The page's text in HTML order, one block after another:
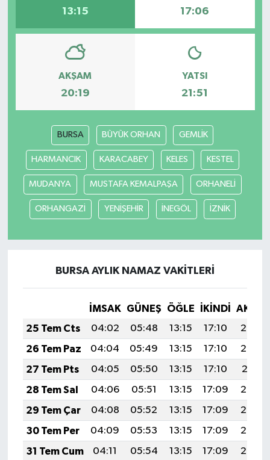
13:15 17:06
AKŞAM
20:19
YATSI
21:51
BURSA BÜYÜK ORHAN GEMLİK
HARMANCIK KARACABEY KELES KESTEL
MUDANYA MUSTAFA KEMALPAŞA ORHANELİ
ORHANGAZİ YENİŞEHİR İNEGÖL İZNİK
BURSA AYLIK NAMAZ VAKITLERI
İMSAK GÜNEŞ ÖĞLE İKINDI
25 Tem Cts
04:02 05:48 13:15 17:10
20:33
26 Tem Paz
04:04 05:49 13:15 17:10
20:32
27 Tem Pts
04:05 05:50 13:15 17:10
20:31
28 Tem Sal
04:06 05:51 13:15 17:09
20:30
29 Tem Çar
04:08 05:52 13:15 17:09
20:29
30 Tem Per
04:09 05:53 13:15 17:09
20:28
31 Tem Cum
04:11 05:54 13:15 17:09
20:27